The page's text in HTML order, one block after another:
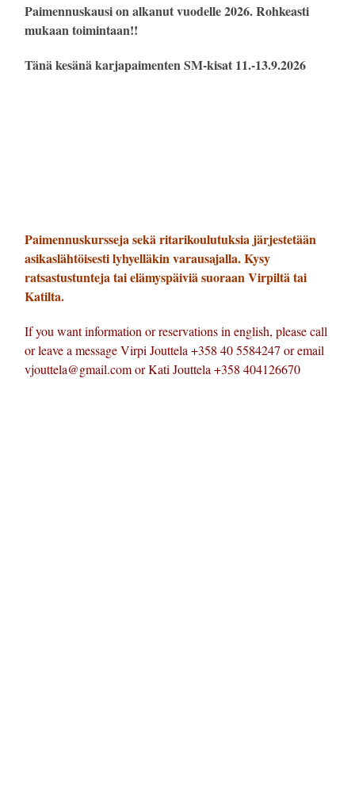
Paimennuskausi on alkanut vuodelle 2026. Rohkeasti
mukaan toimintaan!!
Tänä kesänä karjapaimenten SM-kisat 11.-13.9.2026
Paimennuskursseja sekä ritarikoulutuksia järjestetään
asikaslähtöisesti lyhyelläkin varausajalla. Kysy
ratsastustunteja tai elämyspäiviä suoraan Virpiltä tai
Katilta.
If you want information or reservations in english, please call
or leave a message Virpi Jouttela +358 40 5584247 or email
vjouttela@gmail.com or Kati Jouttela +358 404126670